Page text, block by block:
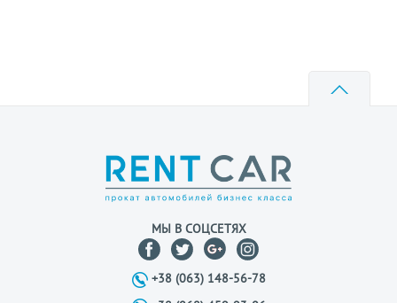
МЫ В СОЦСЕТЯХ
+38 (063) 148-56-78